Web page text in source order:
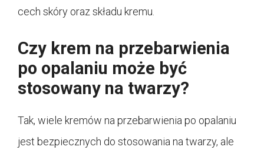
cech skóry oraz składu kremu.
Czy krem na przebarwienia
po opalaniu może być
stosowany na twarzy?
Tak, wiele kremów na przebarwienia po opalaniu
jest bezpiecznych do stosowania na twarzy, ale